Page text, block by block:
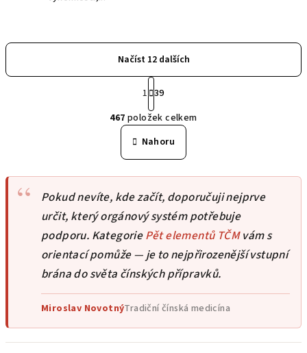
O
v
l
á
c
í
p
r
v
k
y
v
ý
p
Načíst 12 dalších
S
t
r
á
n
k
o
v
n
í
1 39
467 položek celkem
Nahoru
Pokud nevíte, kde začít, doporučuji nejprve
určit, který orgánový systém potřebuje
podporu. KategoriePět elementů TČMvám s
orientací pomůže — je to nejpřirozenější vstupní
brána do světa čínských přípravků.
Miroslav NovotnýTradiční čínská medicína